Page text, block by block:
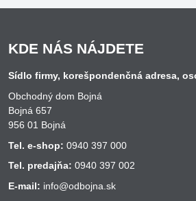
KDE NÁS NÁJDETE
Sídlo firmy, korešpondenčná adresa,
Obchodný dom Bojná
Bojná 657
956 01 Bojná
Tel. e-shop: 0940 397 000
Tel. predajňa: 0940 397 002
E-mail: info@odbojna.sk